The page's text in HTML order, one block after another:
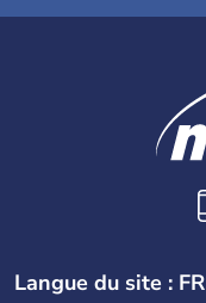
Langue du site : FR